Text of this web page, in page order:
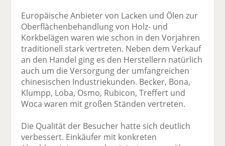
Europäische Anbieter von Lacken und Ölen zur
Oberflächenbehandlung von Holz- und
Korkbelägen waren wie schon in den Vorjahren
traditionell stark vertreten. Neben dem Verkauf
an den Handel ging es den Herstellern natürlich
auch um die Versorgung der umfangreichen
chinesischen Industriekunden. Becker, Bona,
Klumpp, Loba, Osmo, Rubicon, Treffert und
Woca waren mit großen Ständen vertreten.
Die Qualität der Besucher hatte sich deutlich
verbessert. Einkäufer mit konkreten